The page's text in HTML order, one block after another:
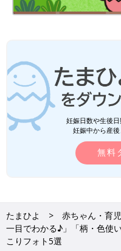
妊娠日数や生後
妊娠中から産
無料
たまひよ 赤ちゃん・育児
一目でわかる♪」「柄・色使
こりフォト5選